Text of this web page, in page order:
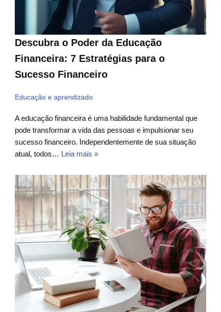
Descubra o Poder da Educação
Financeira: 7 Estratégias para o
Sucesso Financeiro
Educação e aprendizado
A educação financeira é uma habilidade fundamental que
pode transformar a vida das pessoas e impulsionar seu
sucesso financeiro. Independentemente de sua situação
atual, todos… Leia mais »